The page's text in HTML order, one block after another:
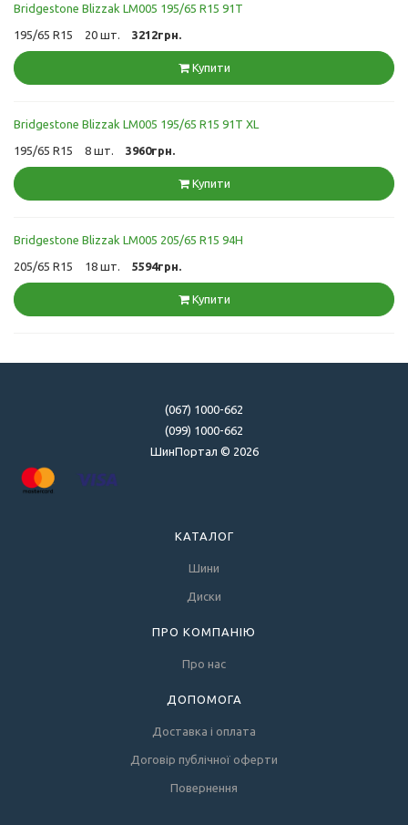
Bridgestone Blizzak LM005 195/65 R15 91T
195/65 R15 20 шт. 3212грн.
Купити
Bridgestone Blizzak LM005 195/65 R15 91T XL
195/65 R15 8 шт. 3960грн.
Купити
Bridgestone Blizzak LM005 205/65 R15 94H
205/65 R15 18 шт. 5594грн.
Купити
(067) 1000-662
(099) 1000-662
ШинПортал © 2026
КАТАЛОГ
Шини
Диски
ПРО КОМПАНІЮ
Про нас
ДОПОМОГА
Доставка і оплата
Договір публічної оферти
Повернення